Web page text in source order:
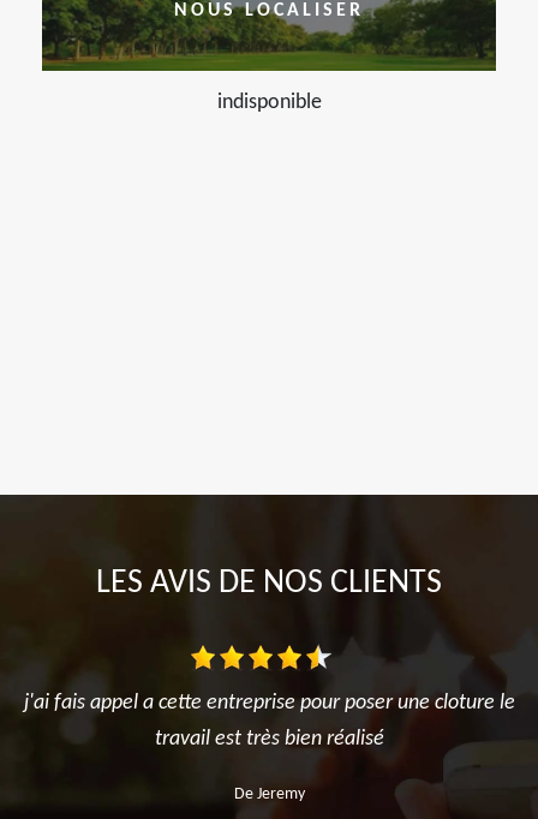
NOUS LOCALISER
indisponible
LES AVIS DE NOS CLIENTS
j'ai fais appel a cette entreprise pour poser une cloture le
travail est très bien réalisé
De Jeremy